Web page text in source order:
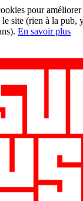
pour
site (rien à la pub,
En savoir plus